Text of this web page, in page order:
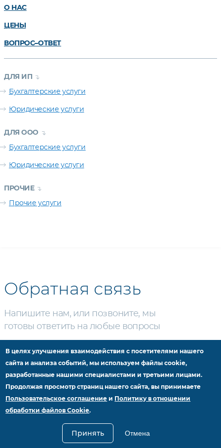
О НАС
ЦЕНЫ
ВОПРОС–ОТВЕТ
ДЛЯ ИП
Бухгалтерские услуги
Юридические услуги
ДЛЯ ООО
Бухгалтерские услуги
Юридические услуги
ПРОЧИЕ
Прочие услуги
Обратная связь
Напишите нам, или позвоните, мы
готовы ответить на любые вопросы
КОНТАКТЫ
info@profit-buh.com
8 861 234-00-65
350058, г. Краснодар
ул. Старокубанская 114, оф. 814
Пользовательское соглашение
Политика в отношении обработки персональных данных
В целях улучшения взаимодействия с посетителями нашего
сайта и анализа событий, мы используем файлы cookie,
разработанные нашими специалистами и третьими лицами.
Продолжая просмотр страниц нашего сайта, вы принимаете
Пользовательское соглашение и Политику в отношении
обработки файлов Cookie.
Принять Отмена